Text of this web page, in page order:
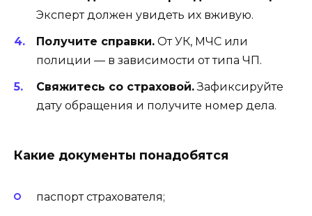
Эксперт должен увидеть их вживую.
Получите справки. От УК, МЧС или
полиции — в зависимости от типа ЧП.
Свяжитесь со страховой.Зафиксируйте
дату обращения и получите номер дела.
Какие документы понадобятся
паспорт страхователя;